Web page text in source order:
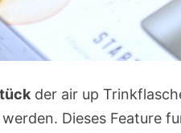
der air up
Dieses Feature